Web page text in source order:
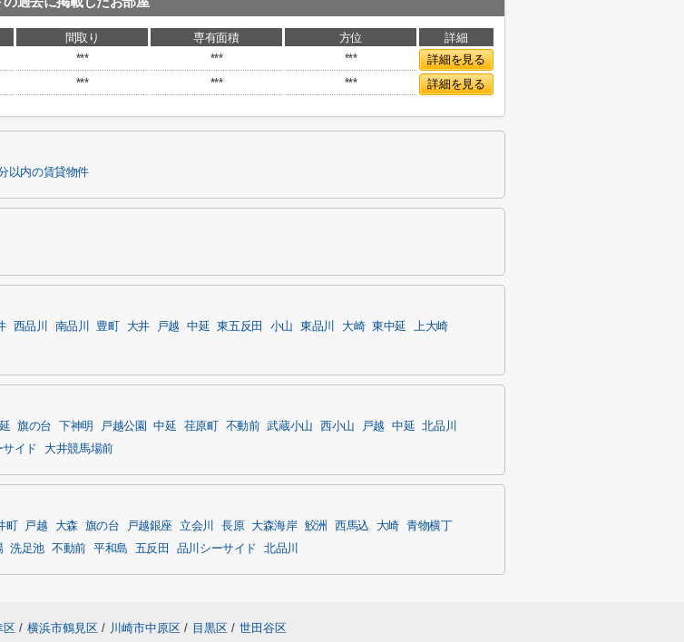
間取り 専有面積 方位
詳細
*** *** ***
詳細を見る
*** *** *** 詳細を見る
以内の賃貸物件
西品川 南品川 豊町 大井 戸越 中延 東五反田 小山 東品川 大崎 東中延
上大崎
旗の台 下神明 戸越公園 中延 荏原町 不動前 武蔵小山 西小山 戸越 中延 北品川
イド 大井競馬場前
町 戸越 大森 旗の台 戸越銀座 立会川 長原 大森海岸 鮫洲 西馬込 大崎 青物横丁
洗足池 不動前 平和島 五反田 品川シーサイド 北品川
区 / 横浜市鶴見区 / 川崎市中原区 / 目黒区 / 世田谷区